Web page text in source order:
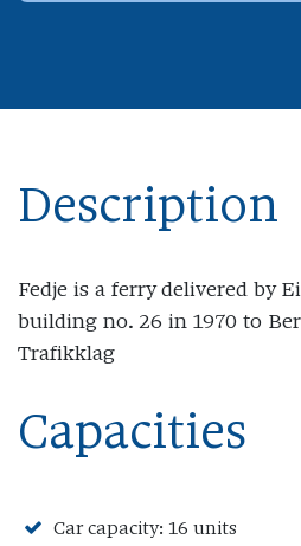
Description
Fedje is a ferry delivered by
building no. 26 in 1970 to
Trafikklag
Capacities
Car capacity: 16 units